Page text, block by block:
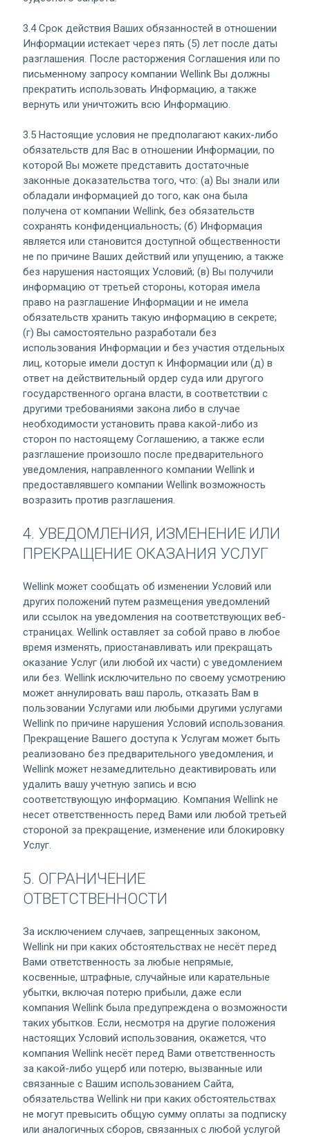
3.4 Срок действия Ваших обязанностей в отношении
Информации истекает через пять (5) лет после даты
разглашения. После расторжения Соглашения или по
письменному запросу компании Wellink Вы должны
прекратить использовать Информацию, а также
вернуть или уничтожить всю Информацию.
3.5 Настоящие условия не предполагают каких-либо
обязательств для Вас в отношении Информации, по
которой Вы можете представить достаточные
законные доказательства того, что: (а) Вы знали или
обладали информацией до того, как она была
получена от компании Wellink, без обязательств
сохранять конфиденциальность; (б) Информация
является или становится доступной общественности
не по причине Ваших действий или упущению, а также
без нарушения настоящих Условий; (в) Вы получили
информацию от третьей стороны, которая имела
право на разглашение Информации и не имела
обязательств хранить такую информацию в секрете;
(г) Вы самостоятельно разработали без
использования Информации и без участия отдельных
лиц, которые имели доступ к Информации или (д) в
ответ на действительный ордер суда или другого
государственного органа власти, в соответствии с
другими требованиями закона либо в случае
необходимости установить права какой-либо из
сторон по настоящему Соглашению, а также если
разглашение произошло после предварительного
уведомления, направленного компании Wellink и
предоставлявшего компании Wellink возможность
возразить против разглашения.
4. УВЕДОМЛЕНИЯ, ИЗМЕНЕНИЕ ИЛИ
ПРЕКРАЩЕНИЕ ОКАЗАНИЯ УСЛУГ
Wellink может сообщать об изменении Условий или
других положений путем размещения уведомлений
или ссылок на уведомления на соответствующих веб-
страницах. Wellink оставляет за собой право в любое
время изменять, приостанавливать или прекращать
оказание Услуг (или любой их части) с уведомлением
или без. Wellink исключительно по своему усмотрению
может аннулировать ваш пароль, отказать Вам в
пользовании Услугами или любыми другими услугами
Wellink по причине нарушения Условий использования.
Прекращение Вашего доступа к Услугам может быть
реализовано без предварительного уведомления, и
Wellink может незамедлительно деактивировать или
удалить вашу учетную запись и всю
соответствующую информацию. Компания Wellink не
несет ответственность перед Вами или любой третьей
стороной за прекращение, изменение или блокировку
Услуг.
5. ОГРАНИЧЕНИЕ
ОТВЕТСТВЕННОСТИ
За исключением случаев, запрещенных законом,
Wellink ни при каких обстоятельствах не несёт перед
Вами ответственность за любые непрямые,
косвенные, штрафные, случайные или карательные
убытки, включая потерю прибыли, даже если
компания Wellink была предупреждена о возможности
таких убытков. Если, несмотря на другие положения
настоящих Условий использования, окажется, что
компания Wellink несёт перед Вами ответственность
за какой-либо ущерб или потерю, вызванные или
связанные с Вашим использованием Сайта,
обязательства Wellink ни при каких обстоятельствах
не могут превысить общую сумму оплаты за подписку
или аналогичных сборов, связанных с любой услугой